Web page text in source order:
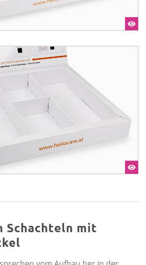
Schachteln mit